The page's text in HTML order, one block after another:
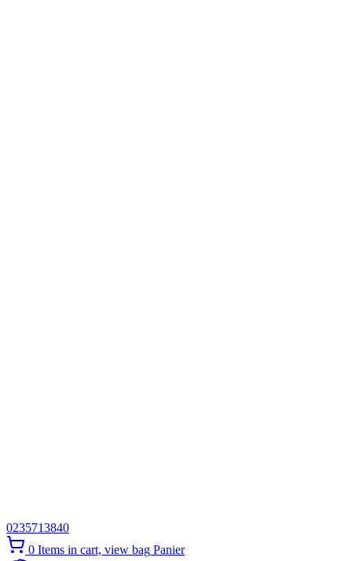
0235713840
0 Items in cart, view bag Panier